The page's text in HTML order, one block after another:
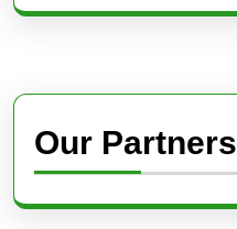
Our Partners